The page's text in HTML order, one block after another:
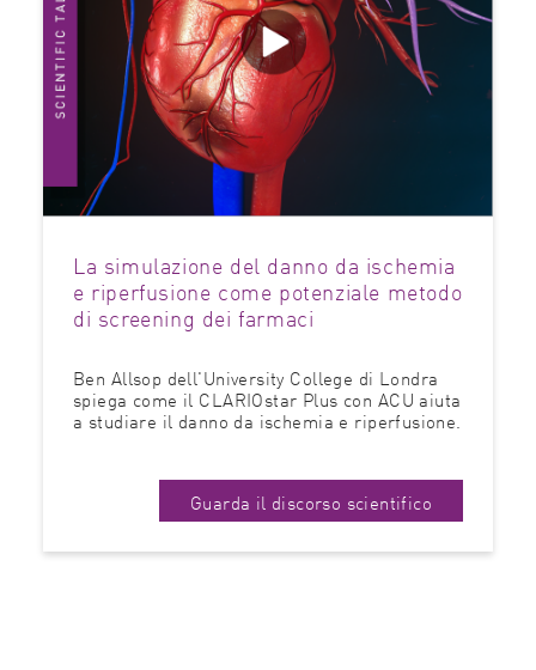
La simulazione del danno da ischemia
e riperfusione come potenziale metodo
di screening dei farmaci
Ben Allsop dell'University College di Londra
spiega come il CLARIOstar Plus con ACU aiuta
a studiare il danno da ischemia e riperfusione.
Guarda il discorso scientifico